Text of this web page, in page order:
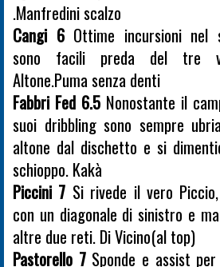
.Manfredini scalzo
Cangi 6Ottime incursioni nel
sono facili preda del tre
Altone.Puma senza denti
Fabbri Fed 6.5 Nonostante il
suoi dribbling sono sempre
altone dal dischetto e si
schioppo. Kakà
Piccini 7 Si rivede il vero
con un diagonale di sinistro e
altre due reti. Di Vicino(al top)
Pastorello 7Sponde e assist